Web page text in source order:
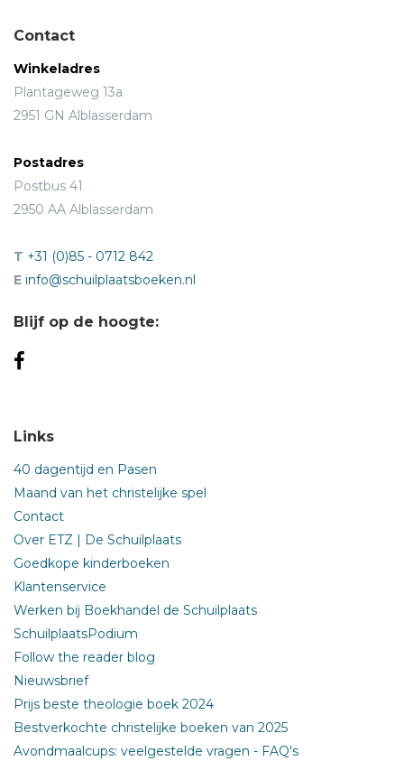
Contact
Winkeladres
Plantageweg 13a
2951 GN Alblasserdam
Postadres
Postbus 41
2950 AA Alblasserdam
T +31 (0)85 - 0712 842
E info@schuilplaatsboeken.nl
Blijf op de hoogte:
Links
40 dagentijd en Pasen
Maand van het christelijke spel
Contact
Over ETZ | De Schuilplaats
Goedkope kinderboeken
Klantenservice
Werken bij Boekhandel de Schuilplaats
SchuilplaatsPodium
Follow the reader blog
Nieuwsbrief
Prijs beste theologie boek 2024
Bestverkochte christelijke boeken van 2025
Avondmaalcups: veelgestelde vragen - FAQ's